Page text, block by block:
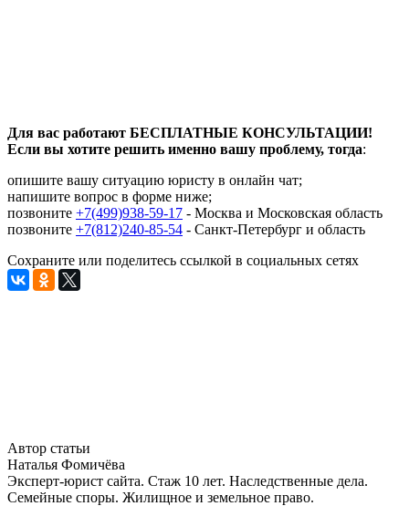
Для вас работают БЕСПЛАТНЫЕ КОНСУЛЬТАЦИИ!
Если вы хотите решить именно вашу проблему, тогда:
опишите вашу ситуацию юристу в онлайн чат;
напишите вопрос в форме ниже;
позвоните +7(499)938-59-17 - Москва и Московская область
позвоните +7(812)240-85-54 - Санкт-Петербург и область
Сохраните или поделитесь ссылкой в социальных сетях
Автор статьи
Наталья Фомичёва
Эксперт-юрист сайта. Стаж 10 лет. Наследственные дела.
Семейные споры. Жилищное и земельное право.